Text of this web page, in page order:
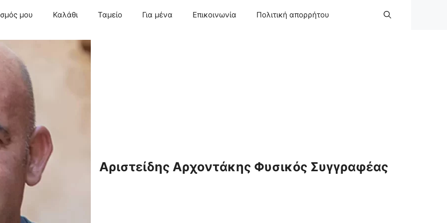
μου Καλάθι Ταμείο Για μένα Επικοινωνία Πολιτική απορρήτου
Αριστείδης Αρχοντάκης Φυσικός Συγγραφέας